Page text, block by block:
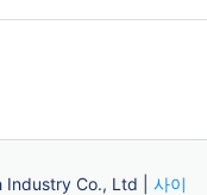
Co., Ltd | 사이